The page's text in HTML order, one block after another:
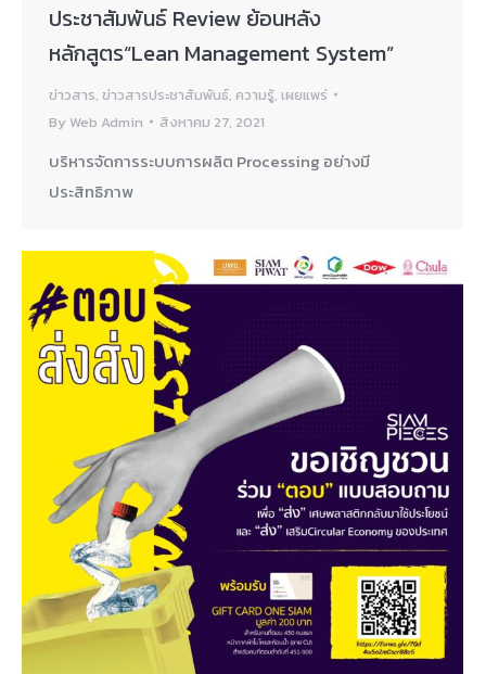
ประชาสัมพันธ์ Review ย้อนหลัง
หลักสูตร“Lean Management System”
ข่าวสาร, ข่าวสารประชาสัมพันธ์, ความรู้, เผยแพร่
By Web Admin สิงหาคม 27, 2021
บริหารจัดการระบบการผลิต Processing อย่างมี
ประสิทธิภาพ